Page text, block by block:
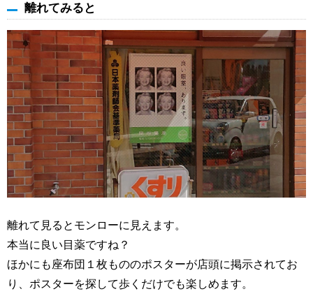
離れてみると
離れて見るとモンローに見えます。
本当に良い目薬ですね？
ほかにも座布団１枚もののポスターが店頭に掲示されてお
り、ポスターを探して歩くだけでも楽しめます。